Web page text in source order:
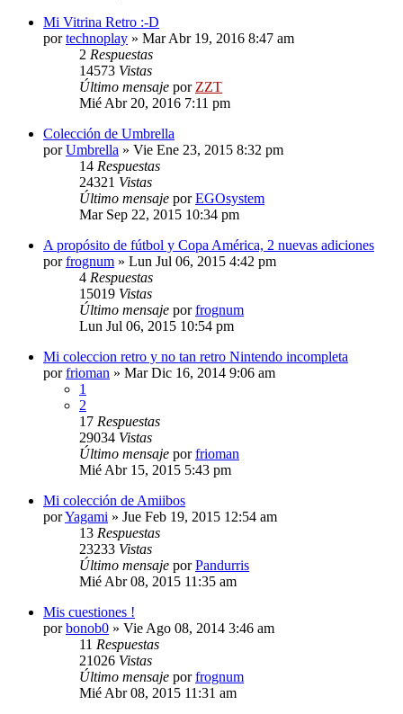
Mi Vitrina Retro :-D
portechnoplay » Mar Abr 19, 2016 8:47 am
2 Respuestas
14573 Vistas
Último mensaje por ZZT
Mié Abr 20, 2016 7:11 pm
Colección de Umbrella
porUmbrella » Vie Ene 23, 2015 8:32 pm
14 Respuestas
24321 Vistas
Último mensaje porEGOsystem
Mar Sep 22, 2015 10:34 pm
A propósito de fútbol y Copa América, 2 nuevas adiciones
porfrognum » Lun Jul 06, 2015 4:42 pm
4 Respuestas
15019 Vistas
Último mensaje porfrognum
Lun Jul 06, 2015 10:54 pm
Mi coleccion retro y no tan retro Nintendo incompleta
porfrioman » Mar Dic 16, 2014 9:06 am
1
2
17 Respuestas
29034 Vistas
Último mensaje porfrioman
Mié Abr 15, 2015 5:43 pm
Mi colección de Amiibos
porYagami » Jue Feb 19, 2015 12:54 am
13 Respuestas
23233 Vistas
Último mensaje porPandurris
Mié Abr 08, 2015 11:35 am
Mis cuestiones !
porbonob0 » Vie Ago 08, 2014 3:46 am
11 Respuestas
21026 Vistas
Último mensaje porfrognum
Mié Abr 08, 2015 11:31 am